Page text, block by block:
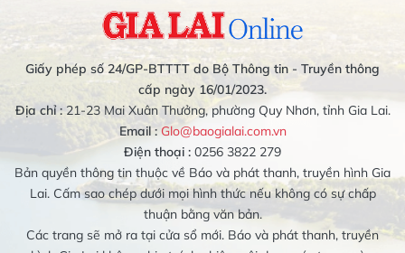
Giấy phép số 24/GP-BTTTT do Bộ Thông tin - Truyền thông
cấp ngày 16/01/2023.
Địa chỉ :21-23 Mai Xuân Thưởng, phường Quy Nhơn, tỉnh Gia Lai.
Email : Glo@baogialai.com.vn
Điện thoại : 0256 3822 279
Bản quyền thông tin thuộc về Báo và phát thanh, truyền hình Gia
Lai. Cấm sao chép dưới mọi hình thức nếu không có sự chấp
thuận bằng văn bản.
Các trang sẽ mở ra tại cửa sổ mới. Báo và phát thanh, truyền